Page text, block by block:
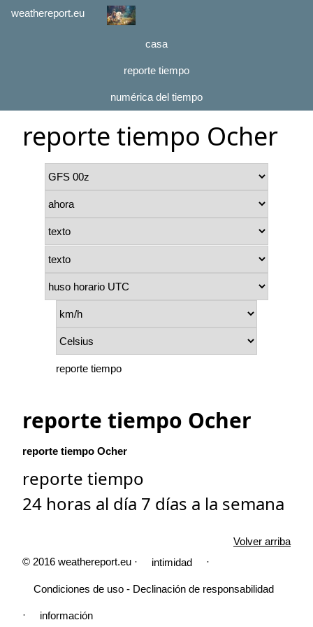
weathereport.eu
casa
reporte tiempo
numérica del tiempo
reporte tiempo Ocher
reporte tiempo
reporte tiempo Ocher
reporte tiempo Ocher
reporte tiempo
24 horas al día 7 días a la semana
Volver arriba
© 2016 weathereport.eu ·
intimidad ·
Condiciones de uso - Declinación de responsabilidad
· información